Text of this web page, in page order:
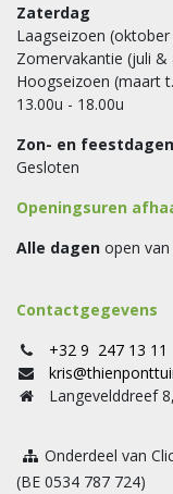
Zaterdag
Laagseizoen
Zomervakantie (juli &
Hoogseizoen (maart
13.00u - 18.00u
Zon- en feestdagen
Gesloten
Openingsuren
Alle dagen open
Contactgegevens
+32 9 247 13 11
Langevelddreef
Onderdeel van
(BE 0534 787 724)